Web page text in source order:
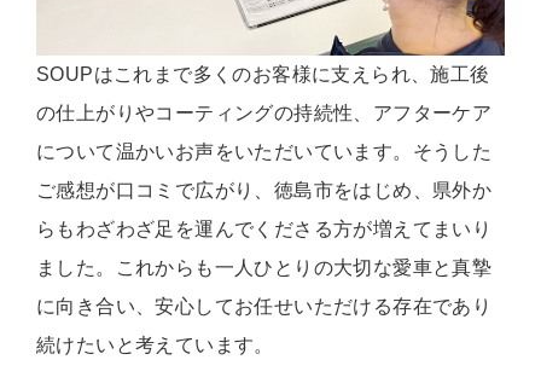
SOUPはこれまで多くのお客様に支えられ、施工後
の仕上がりやコーティングの持続性、アフターケア
について温かいお声をいただいています。そうした
ご感想が口コミで広がり、徳島市をはじめ、県外か
らもわざわざ足を運んでくださる方が増えてまいり
ました。これからも一人ひとりの大切な愛車と真摯
に向き合い、安心してお任せいただける存在であり
続けたいと考えています。